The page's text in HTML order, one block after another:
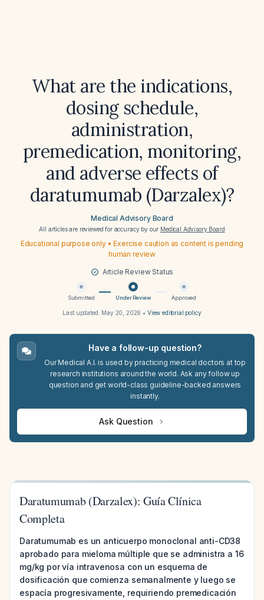
What are the indications,
dosing schedule,
administration,
premedication, monitoring,
and adverse effects of
daratumumab (Darzalex)?
Medical Advisory Board
All articles are reviewed for accuracy by our Medical Advisory Board
Educational purpose only • Exercise caution as content is pending
human review
Article Review Status
Submitted Under Review Approved
Last updated: May 20, 2026 • View editorial policy
Have a follow-up question?
Our Medical A.I. is used by practicing medical doctors at top
research institutions around the world. Ask any follow up
question and get world-class guideline-backed answers
instantly.
Ask Question
Daratumumab (Darzalex): Guía Clínica
Completa
Daratumumab es un anticuerpo monoclonal anti-CD38
aprobado para mieloma múltiple que se administra a 16
mg/kg por vía intravenosa con un esquema de
dosificación que comienza semanalmente y luego se
espacía progresivamente, requiriendo premedicación